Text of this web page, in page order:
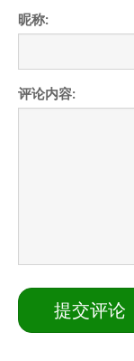
昵称:
评论内容: